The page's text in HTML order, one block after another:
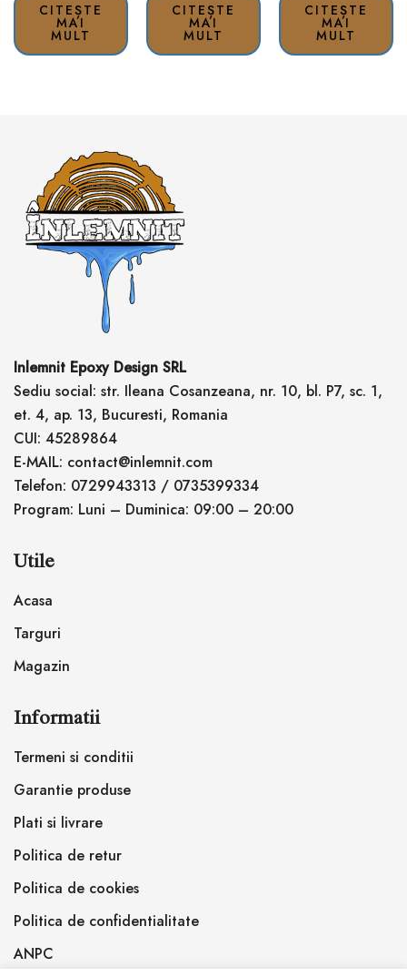
CITEȘTE
MAI
MULT
CITEȘTE
MAI
MULT
CITEȘTE
MAI
MULT
Inlemnit Epoxy Design SRL
Sediu social: str. Ileana Cosanzeana, nr. 10, bl. P7, sc. 1,
et. 4, ap. 13, Bucuresti, Romania
CUI: 45289864
E-MAIL: contact@inlemnit.com
Telefon: 0729943313 / 0735399334
Program: Luni – Duminica: 09:00 – 20:00
Utile
Acasa
Targuri
Magazin
Informatii
Termeni si conditii
Garantie produse
Plati si livrare
Politica de retur
Politica de cookies
Politica de confidentialitate
ANPC